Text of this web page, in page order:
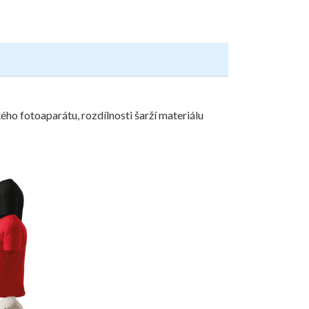
fotoaparátu, rozdílnosti šarží materiálu